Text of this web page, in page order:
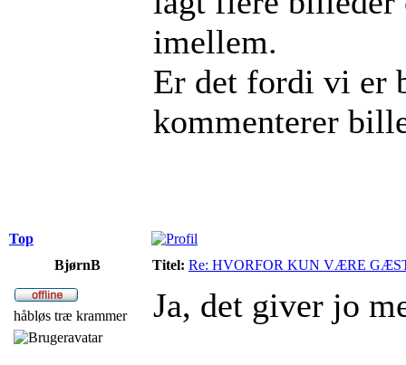
imellem.
Er det fordi vi er
kommenterer
Top
BjørnB
Titel: Re: HVORFOR KUN VÆRE
håbløs træ krammer Ja, det giver jo